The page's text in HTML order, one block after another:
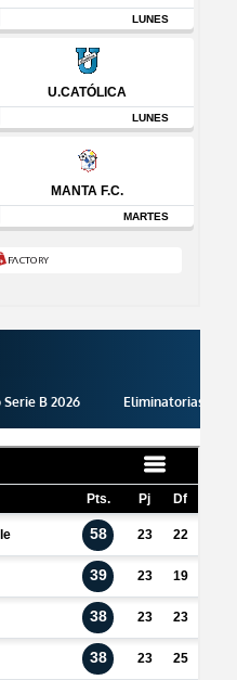
Serie B 2026 Eliminatorias 2026